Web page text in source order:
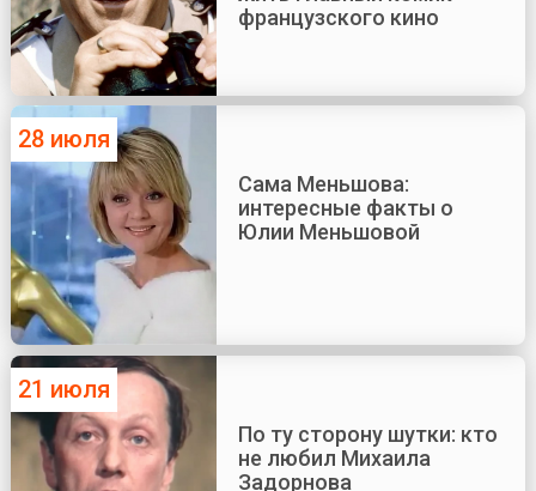
французского кино
28 июля
Сама Меньшова:
интересные факты о
Юлии Меньшовой
21 июля
По ту сторону шутки: кто
не любил Михаила
Задорнова